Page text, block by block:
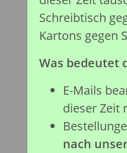
Schreibtisch
Kartons gegen
Was bedeutet
E-Mails
dieser Zeit
nach